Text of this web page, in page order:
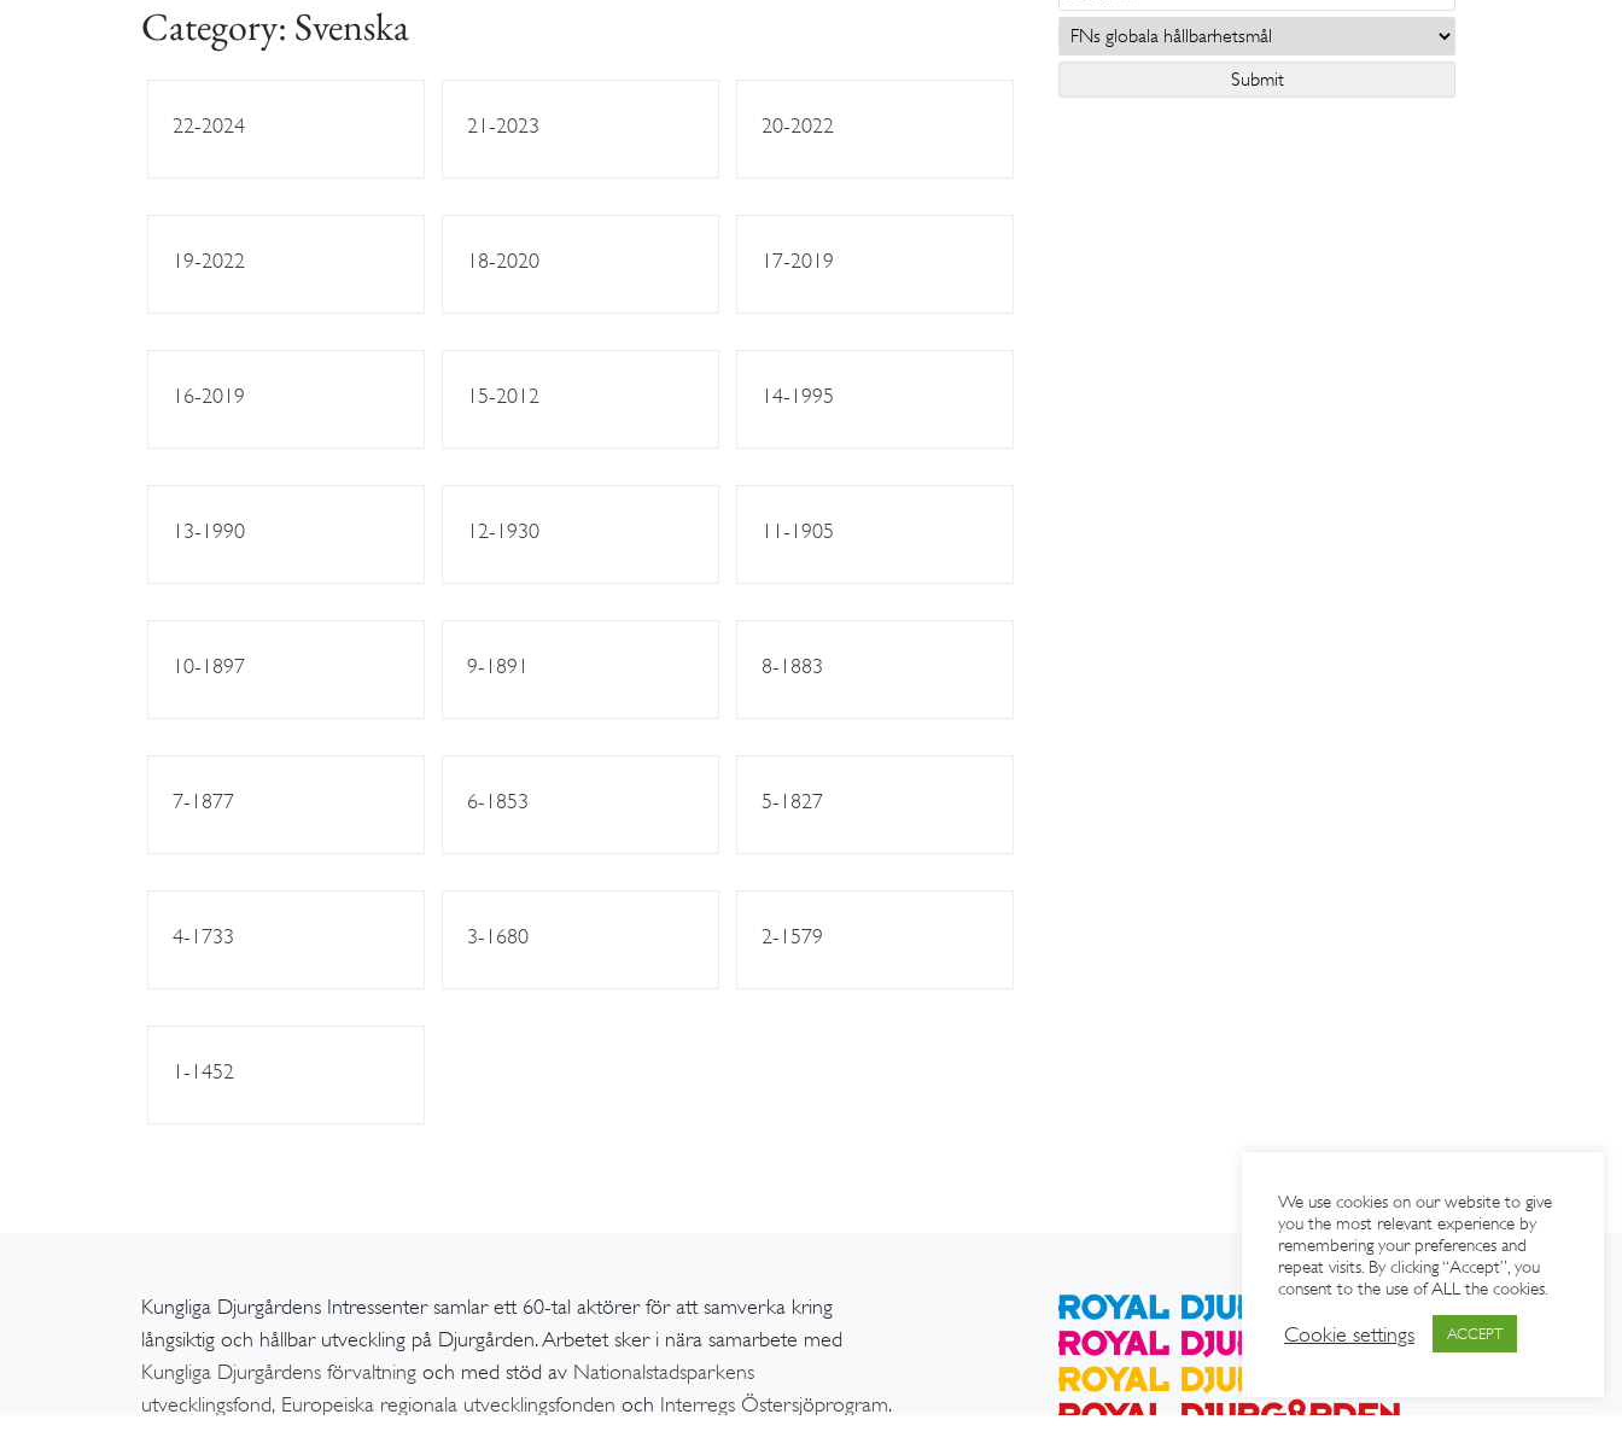
Category: Svenska
22-2024 21-2023 20-2022
19-2022 18-2020 17-2019
16-2019 15-2012 14-1995
13-1990 12-1930 11-1905
10-1897 9-1891 8-1883
7-1877 6-1853 5-1827
4-1733 3-1680 2-1579
1-1452
Kungliga Djurgårdens Intressenter samlar ett 60-tal aktörer för att samverka kring
långsiktig och hållbar utveckling på Djurgården. Arbetet sker i nära samarbete med
Kungliga Djurgårdens förvaltning och med stöd av Nationalstadsparkens
utvecklingsfond, Europeiska regionala utvecklingsfonden och Interregs Östersjöprogram.
We use cookies on our website to give
you the most relevant experience by
remembering your preferences and
repeat visits. By clicking “Accept”, you
consent to the use of ALL the cookies.
Cookie settings ACCEPT